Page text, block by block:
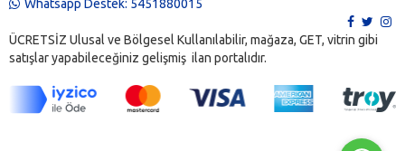
Whatsapp Destek: 5451880015
ÜCRETSİZ Ulusal ve Bölgesel Kullanılabilir, mağaza, GET, vitrin gibi
satışlar yapabileceğiniz gelişmiş ilan portalıdır.